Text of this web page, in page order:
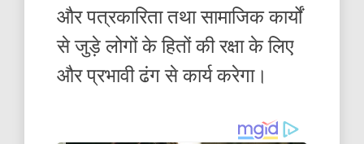
और पत्रकारिता तथा सामाजिक कार्यों
से जुड़े लोगों के हितों की रक्षा के लिए
और प्रभावी ढंग से कार्य करेगा।